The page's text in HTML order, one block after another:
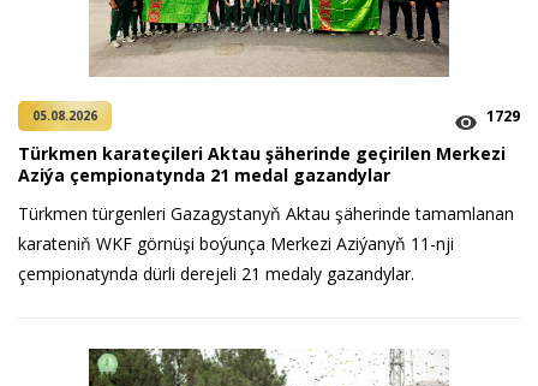
05.08.2026 1729
Türkmen karateçileri Aktau şäherinde geçirilen Merkezi
Aziýa çempionatynda 21 medal gazandylar
Türkmen türgenleri Gazagystanyň Aktau şäherinde tamamlanan
karateniň WKF görnüşi boýunça Merkezi Aziýanyň 11-nji
çempionatynda dürli derejeli 21 medaly gazandylar.